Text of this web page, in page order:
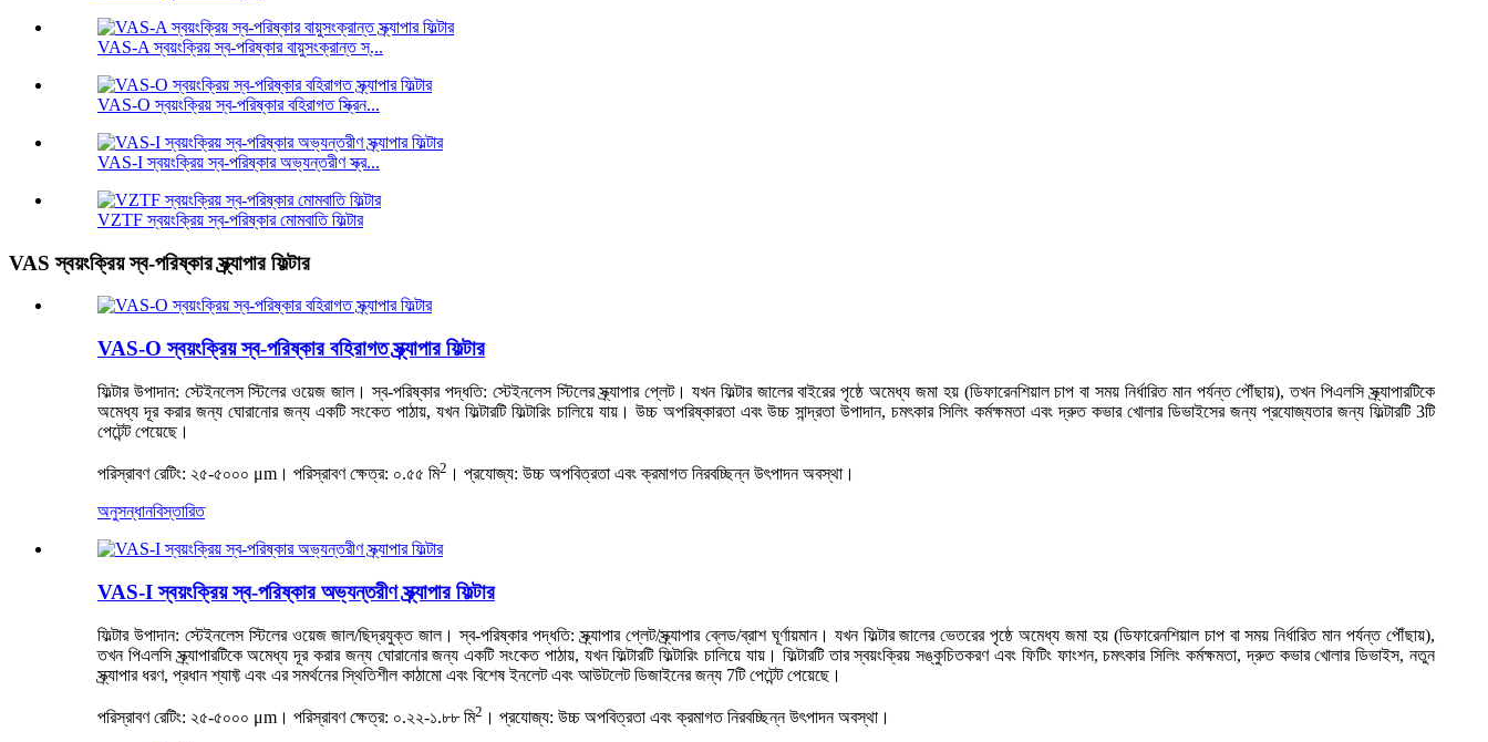
VAS-A স্বয়ংক্রিয় স্ব-পরিষ্কার বায়ুসংক্রান্ত স্...
VAS-O স্বয়ংক্রিয় স্ব-পরিষ্কার বহিরাগত স্ক্রিন...
VAS-I স্বয়ংক্রিয় স্ব-পরিষ্কার অভ্যন্তরীণ স্ক্র...
VZTF স্বয়ংক্রিয় স্ব-পরিষ্কার মোমবাতি ফিল্টার
VAS স্বয়ংক্রিয় স্ব-পরিষ্কার স্ক্র্যাপার ফিল্টার
VAS-O স্বয়ংক্রিয় স্ব-পরিষ্কার বহিরাগত স্ক্র্যাপার ফিল্টার
ফিল্টার উপাদান: স্টেইনলেস স্টিলের ওয়েজ জাল। স্ব-পরিষ্কার পদ্ধতি: স্টেইনলেস স্টিলের স্ক্র্যাপার প্লেট। যখন ফিল্টার জালের বাইরের পৃষ্ঠে অমেধ্য জমা হয় (ডিফারেনশিয়াল চাপ বা সময় নির্ধারিত মান পর্যন্ত পৌঁছায়), তখন পিএলসি স্ক্র্যাপারটিকে
অমেধ্য দূর করার জন্য ঘোরানোর জন্য একটি সংকেত পাঠায়, যখন ফিল্টারটি ফিল্টারিং চালিয়ে যায়। উচ্চ অপরিষ্কারতা এবং উচ্চ সান্দ্রতা উপাদান, চমৎকার সিলিং কর্মক্ষমতা এবং দ্রুত কভার খোলার ডিভাইসের জন্য প্রযোজ্যতার জন্য ফিল্টারটি 3টি
পেটেন্ট পেয়েছে।
পরিস্রাবণ রেটিং: ২৫-৫০০০ μm। পরিস্রাবণ ক্ষেত্র: ০.৫৫ মি2 । প্রযোজ্য: উচ্চ অপবিত্রতা এবং ক্রমাগত নিরবচ্ছিন্ন উৎপাদন অবস্থা।
অনুসন্ধানবিস্তারিত
VAS-I স্বয়ংক্রিয় স্ব-পরিষ্কার অভ্যন্তরীণ স্ক্র্যাপার ফিল্টার
ফিল্টার উপাদান: স্টেইনলেস স্টিলের ওয়েজ জাল/ছিদ্রযুক্ত জাল। স্ব-পরিষ্কার পদ্ধতি: স্ক্র্যাপার প্লেট/স্ক্র্যাপার ব্লেড/ব্রাশ ঘূর্ণায়মান। যখন ফিল্টার জালের ভেতরের পৃষ্ঠে অমেধ্য জমা হয় (ডিফারেনশিয়াল চাপ বা সময় নির্ধারিত মান পর্যন্ত পৌঁছায়),
তখন পিএলসি স্ক্র্যাপারটিকে অমেধ্য দূর করার জন্য ঘোরানোর জন্য একটি সংকেত পাঠায়, যখন ফিল্টারটি ফিল্টারিং চালিয়ে যায়। ফিল্টারটি তার স্বয়ংক্রিয় সঙ্কুচিতকরণ এবং ফিটিং ফাংশন, চমৎকার সিলিং কর্মক্ষমতা, দ্রুত কভার খোলার ডিভাইস, নতুন
স্ক্র্যাপার ধরণ, প্রধান শ্যাফ্ট এবং এর সমর্থনের স্থিতিশীল কাঠামো এবং বিশেষ ইনলেট এবং আউটলেট ডিজাইনের জন্য 7টি পেটেন্ট পেয়েছে।
পরিস্রাবণ রেটিং: ২৫-৫০০০ μm। পরিস্রাবণ ক্ষেত্র: ০.২২-১.৮৮ মি2 । প্রযোজ্য: উচ্চ অপবিত্রতা এবং ক্রমাগত নিরবচ্ছিন্ন উৎপাদন অবস্থা।